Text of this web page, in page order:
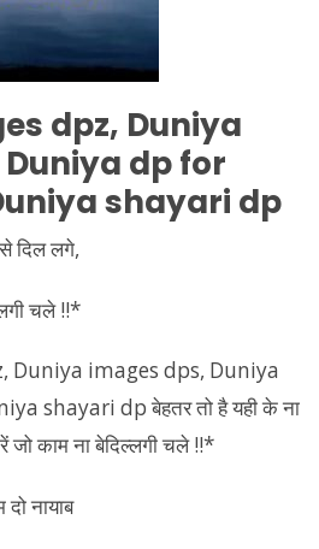
dpz, Duniya
Duniya dp for
shayari dp
दिल लगे,
चले !!*
नायाब